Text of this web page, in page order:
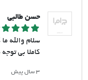
حسن طالبی
سلام والله
کاملا بی
۳ سال پیش